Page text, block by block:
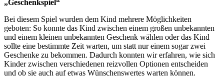
„Geschenkspiel“
Bei diesem Spiel wurden dem Kind mehrere Möglichkeiten
geboten: So konnte das Kind zwischen einem großen unbekannten
und einem kleinen unbekannten Geschenk wählen oder das Kind
sollte eine bestimmte Zeit warten, um statt nur einem sogar zwei
Geschenke zu bekommen. Dadurch konnten wir erfahren, wie sich
Kinder zwischen verschiedenen reizvollen Optionen entscheiden
und ob sie auch auf etwas Wünschenswertes warten können.